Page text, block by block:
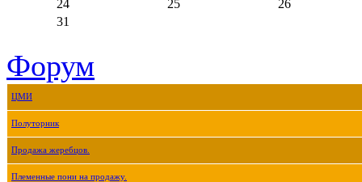
24
25
26
31
Форум
ЦМИ
Полуторник
Продажа жеребцов.
Племенные пони на продажу.